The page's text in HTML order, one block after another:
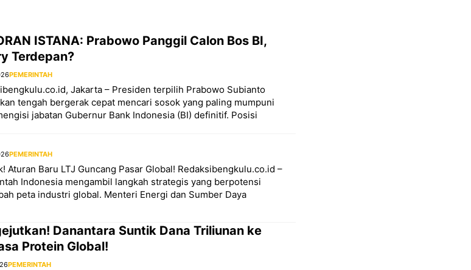
ISTANA: Prabowo Panggil Calon Bos BI,
Terdepan?
PEMERINTAH
Jakarta – Presiden terpilih Prabowo Subianto
tengah bergerak cepat mencari sosok yang paling mumpuni
jabatan Gubernur Bank Indonesia (BI) definitif. Posisi
PEMERINTAH
Aturan Baru LTJ Guncang Pasar Global! Redaksibengkulu.co.id –
Indonesia mengambil langkah strategis yang berpotensi
peta industri global. Menteri Energi dan Sumber Daya
Danantara Suntik Dana Triliunan ke
Protein Global!
PEMERINTAH